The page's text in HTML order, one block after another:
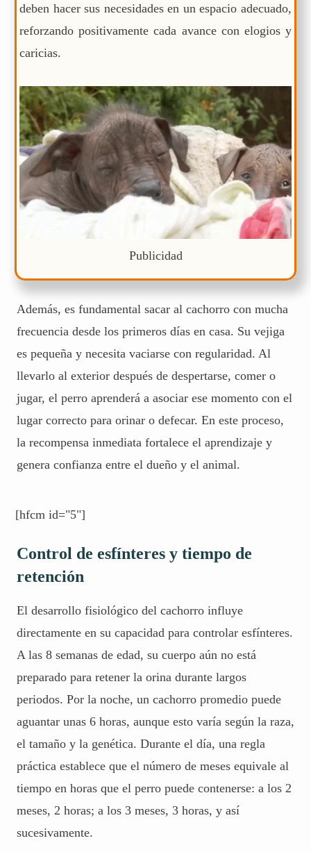
deben hacer sus necesidades en un espacio adecuado,
reforzando positivamente cada avance con elogios y
caricias.
Publicidad
Además, es fundamental sacar al cachorro con mucha
frecuencia desde los primeros días en casa. Su vejiga
es pequeña y necesita vaciarse con regularidad. Al
llevarlo al exterior después de despertarse, comer o
jugar, el perro aprenderá a asociar ese momento con el
lugar correcto para orinar o defecar. En este proceso,
la recompensa inmediata fortalece el aprendizaje y
genera confianza entre el dueño y el animal.
[hfcm id="5"]
Control de esfínteres y tiempo de
retención
El desarrollo fisiológico del cachorro influye
directamente en su capacidad para controlar esfínteres.
A las 8 semanas de edad, su cuerpo aún no está
preparado para retener la orina durante largos
periodos. Por la noche, un cachorro promedio puede
aguantar unas 6 horas, aunque esto varía según la raza,
el tamaño y la genética. Durante el día, una regla
práctica establece que el número de meses equivale al
tiempo en horas que el perro puede contenerse: a los 2
meses, 2 horas; a los 3 meses, 3 horas, y así
sucesivamente.